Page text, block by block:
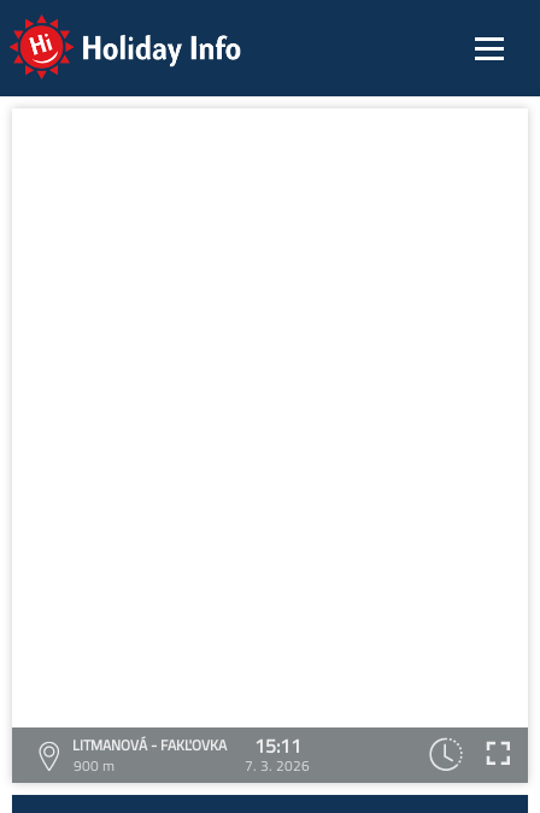
Holiday Info
LITMANOVÁ - FAKĽOVKA
900 m
15:11
7. 3. 2026